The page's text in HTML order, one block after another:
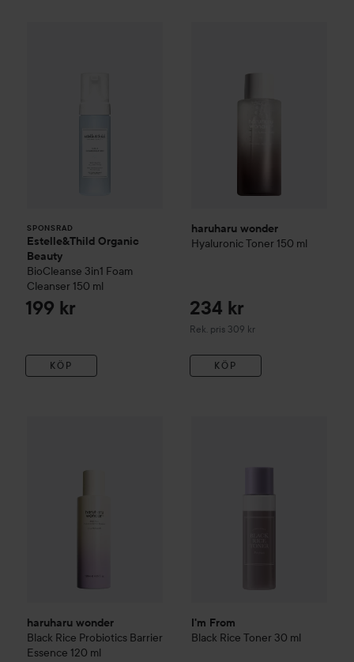
SPONSRAD
Estelle&Thild Organic
Beauty
BioCleanse 3in1 Foam
Cleanser 150 ml
199 kr
KÖP
haruharu wonder
Hyaluronic Toner 150 ml
234 kr
Rek. pris 309 kr
Rekommenderat pris 309 kr
KÖP
haruharu wonder
Black Rice Probiotics Barrier
Essence 120 ml
I'm From
Black Rice Toner 30 ml